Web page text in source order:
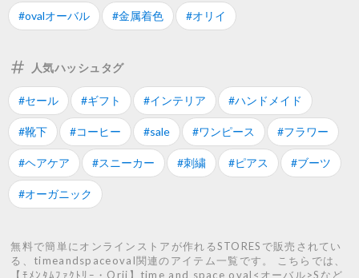
#ovalオーバル #金属着色 #オリイ
人気ハッシュタグ
#セール #ギフト #インテリア #ハンドメイド
#靴下 #コーヒー #sale #ワンピース #フラワー
#ヘアケア #スニーカー #刺繍 #ピアス #ブーツ
#オーガニック
無料で簡単にオンラインストアが作れるSTORESで販売されてい
る、timeandspaceoval関連のアイテム一覧です。 こちらでは、
【ﾓﾒﾝﾀﾑﾌｧｸﾄﾘｰ・Orii】time and space oval<オーバル>Sなど